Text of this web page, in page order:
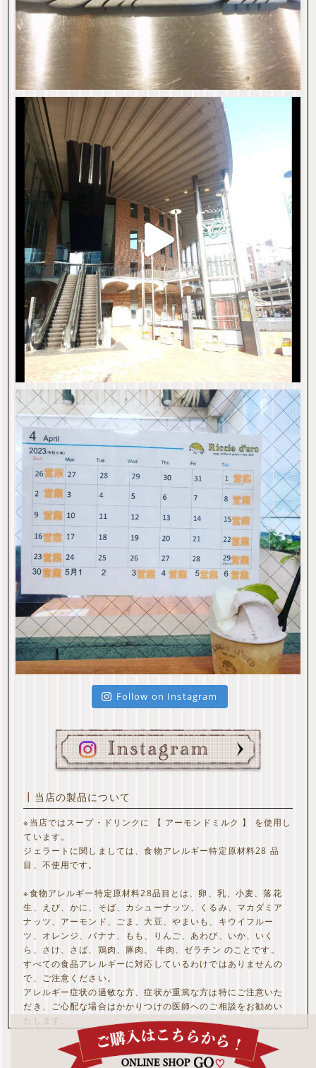
Follow on Instagram
┃当店の製品について
※当店ではスープ・ドリンクに 【 アーモンドミルク 】 を使用し
ています。
ジェラートに関しましては、食物アレルギー特定原材料28 品
目、不使用です。
※食物アレルギー特定原材料28品目とは、卵、乳、小麦、落花
生、えび、かに、そば、カシューナッツ、くるみ、マカダミア
ナッツ、アーモンド、ごま、大豆、やまいも、キウイフルー
ツ、オレンジ、バナナ、もも、りんご、あわび、いか、いく
ら、さけ、さば、鶏肉、豚肉、 牛肉、ゼラチン のことです。
すべての食品アレルギーに対応しているわけではありませんの
で、ご注意ください。
アレルギー症状の過敏な方、症状が重篤な方は特にご注意いた
だき、ご心配な場合はかかりつけの医師へのご相談をお勧めい
たします。